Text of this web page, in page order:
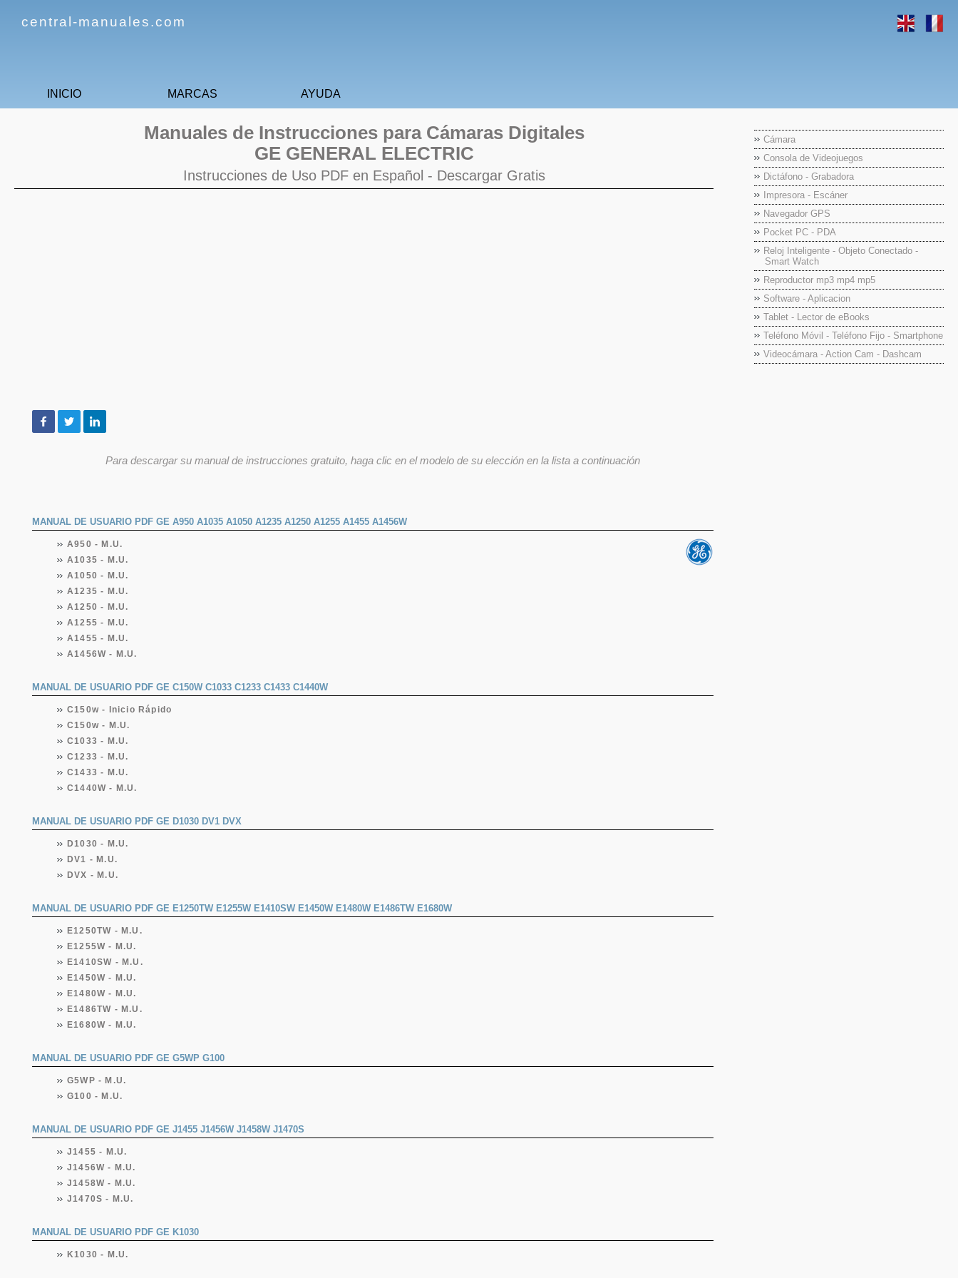
central-manuales.com
INICIO MARCAS AYUDA
Manuales de Instrucciones para Cámaras Digitales
GE GENERAL ELECTRIC
Instrucciones de Uso PDF en Español - Descargar Gratis
Para descargar su manual de instrucciones gratuito, haga clic en el modelo de su elección en la lista a continuación
MANUAL DE USUARIO PDF GE A950 A1035 A1050 A1235 A1250 A1255 A1455 A1456W
A950 - M.U.
A1035 - M.U.
A1050 - M.U.
A1235 - M.U.
A1250 - M.U.
A1255 - M.U.
A1455 - M.U.
A1456W - M.U.
MANUAL DE USUARIO PDF GE C150W C1033 C1233 C1433 C1440W
C150w - Inicio Rápido
C150w - M.U.
C1033 - M.U.
C1233 - M.U.
C1433 - M.U.
C1440W - M.U.
MANUAL DE USUARIO PDF GE D1030 DV1 DVX
D1030 - M.U.
DV1 - M.U.
DVX - M.U.
MANUAL DE USUARIO PDF GE E1250TW E1255W E1410SW E1450W E1480W E1486TW E1680W
E1250TW - M.U.
E1255W - M.U.
E1410SW - M.U.
E1450W - M.U.
E1480W - M.U.
E1486TW - M.U.
E1680W - M.U.
MANUAL DE USUARIO PDF GE G5WP G100
G5WP - M.U.
G100 - M.U.
MANUAL DE USUARIO PDF GE J1455 J1456W J1458W J1470S
J1455 - M.U.
J1456W - M.U.
J1458W - M.U.
J1470S - M.U.
MANUAL DE USUARIO PDF GE K1030
K1030 - M.U.
Cámara
Consola de Videojuegos
Dictáfono - Grabadora
Impresora - Escáner
Navegador GPS
Pocket PC - PDA
Reloj Inteligente - Objeto Conectado -
Smart Watch
Reproductor mp3 mp4 mp5
Software - Aplicacion
Tablet - Lector de eBooks
Teléfono Móvil - Teléfono Fijo - Smartphone
Videocámara - Action Cam - Dashcam